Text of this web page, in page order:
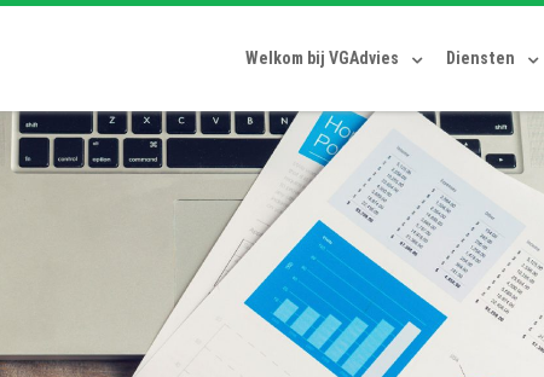
Welkom bij VGAdvies Diensten